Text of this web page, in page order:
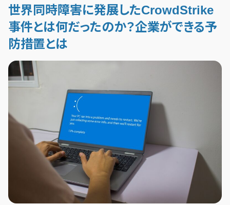
世界同時障害に発展したCrowdStrike
事件とは何だったのか？企業ができる予
防措置とは